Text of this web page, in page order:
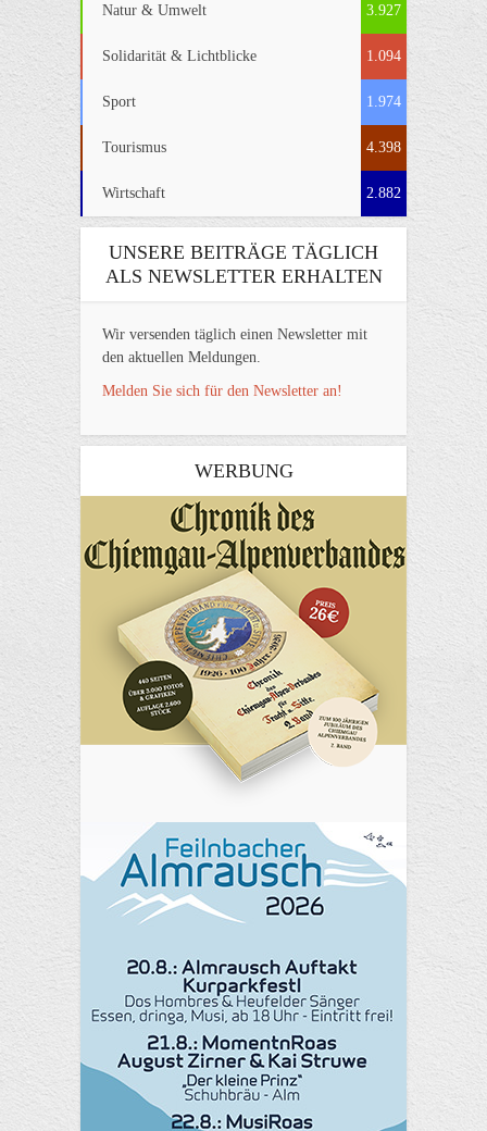
Natur & Umwelt 3.927
Solidarität & Lichtblicke 1.094
Sport 1.974
Tourismus 4.398
Wirtschaft 2.882
UNSERE BEITRÄGE TÄGLICH
ALS NEWSLETTER ERHALTEN
Wir versenden täglich einen Newsletter mit
den aktuellen Meldungen.
Melden Sie sich für den Newsletter an!
WERBUNG